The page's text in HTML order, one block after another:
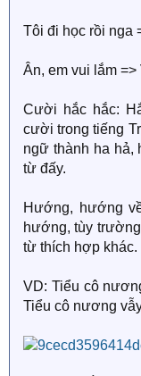
Tôi đi học rồi nga
Ân, em vui lắm
Cười hắc hắc:
cười trong tiếng
ngữ thành ha hả,
từ đấy.
Hướng, hướng
hướng, tùy
từ thích hợp khác.
VD: Tiểu cô
Tiểu cô nương